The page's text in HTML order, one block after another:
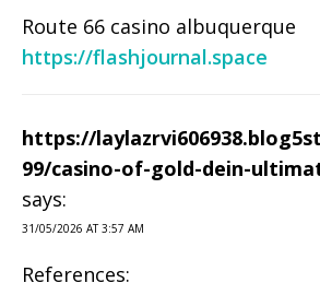
Route 66 casino albuquerque
https://flashjournal.space
https://
99/casino-of-gold-dein-
says:
31/05/2026 AT 3:57 AM
References: